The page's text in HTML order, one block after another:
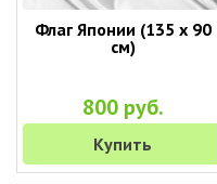
Флаг Японии (135 х 90
см)
800 руб.
Купить